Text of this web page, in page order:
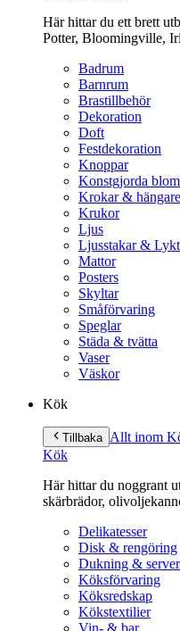
Här hittar du ett brett
Potter, Bloomingville,
Badrum
Barnrum
Brastillbehör
Dekoration
Doft
Festdekoration
Knoppar
Konstgjorda
Krokar & hängare
Krukor
Ljus
Ljusstakar &
Mattor
Posters
Skyltar
Småförvaring
Speglar
Städa & tvätta
Vaser
Väskor
Kök
Tillbaka Allt inom
Kök
Här hittar du noggrant
skärbrädor,
Delikatesser
Disk & rengöring
Dukning &
Köksförvaring
Köksredskap
Kökstextilier
Vin- & bar